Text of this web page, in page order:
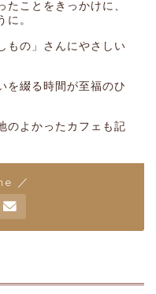
たことをきっかけに、
に。
もの」さんにやさしい
を綴る時間が至福のひ
のよかったカフェも記
／